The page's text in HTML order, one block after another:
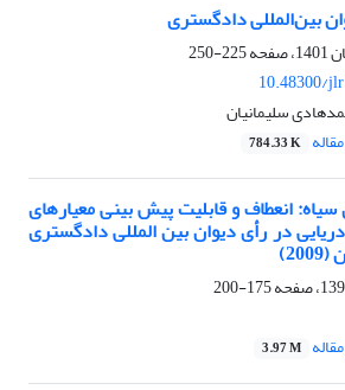
بین‌المللی دادگستری
225-250
10.48300/
سلیمانیان
784.33 K
انعطاف و قابلیت پیش بینی معیارهای
در رأی دیوان بین المللی دادگستری
175-200
3.97 M